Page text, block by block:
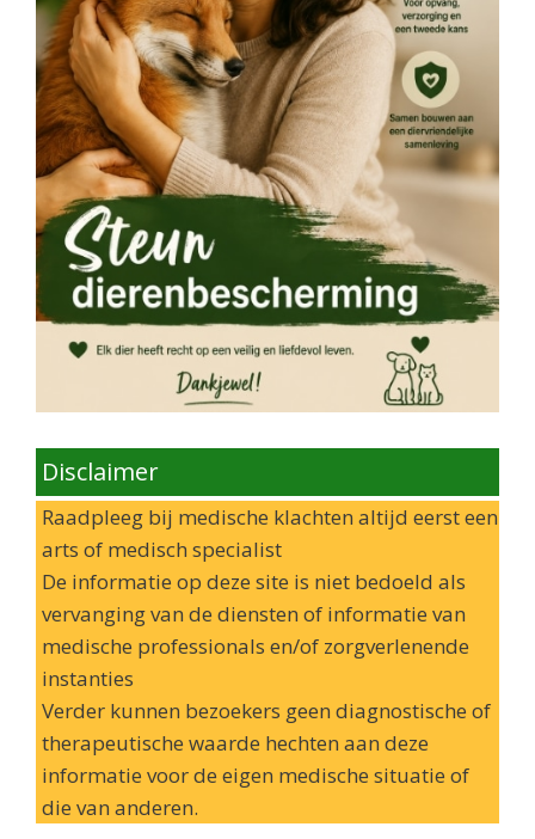
Disclaimer
Raadpleeg bij medische klachten altijd eerst een
arts of medisch specialist
De informatie op deze site is niet bedoeld als
vervanging van de diensten of informatie van
medische professionals en/of zorgverlenende
instanties
Verder kunnen bezoekers geen diagnostische of
therapeutische waarde hechten aan deze
informatie voor de eigen medische situatie of
die van anderen.